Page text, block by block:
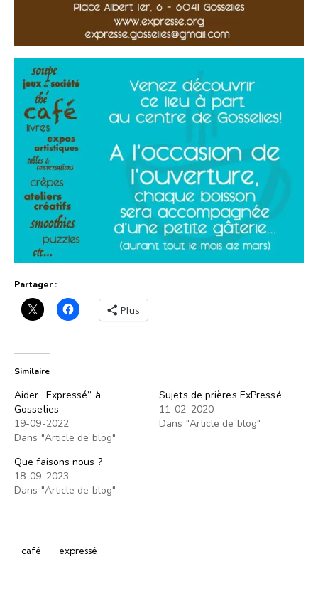
Partager :
Plus
Similaire
Aider “Expressé” à
Gosselies
19-09-2022
Dans "Article de blog"
Sujets de prières ExPressé
11-02-2020
Dans "Article de blog"
Que faisons nous ?
18-09-2023
Dans "Article de blog"
café expressé